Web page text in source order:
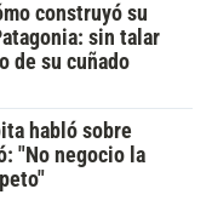
construyó su
sin talar
de su cuñado
habló sobre
"No negocio la